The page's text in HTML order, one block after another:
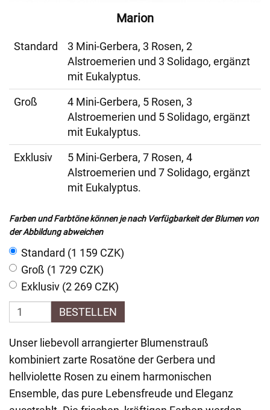
Marion
Standard
3 Mini-Gerbera, 3 Rosen, 2
Alstroemerien und 3 Solidago, ergänzt
mit Eukalyptus.
Groß
4 Mini-Gerbera, 5 Rosen, 3
Alstroemerien und 5 Solidago, ergänzt
mit Eukalyptus.
Exklusiv
5 Mini-Gerbera, 7 Rosen, 4
Alstroemerien und 7 Solidago, ergänzt
mit Eukalyptus.
Farben und Farbtöne können je nach Verfügbarkeit der Blumen von
der Abbildung abweichen
Standard (1 159 CZK)
Groß (1 729 CZK)
Exklusiv (2 269 CZK)
BESTELLEN
Unser liebevoll arrangierter Blumenstrauß
kombiniert zarte Rosatöne der Gerbera und
hellviolette Rosen zu einem harmonischen
Ensemble, das pure Lebensfreude und Eleganz